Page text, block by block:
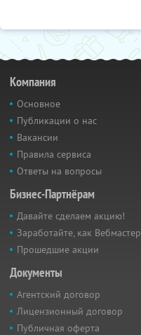
Компания
Основное
Публикации о нас
Вакансии
Правила сервиса
Ответы на вопросы
Бизнес-Партнёрам
Давайте сделаем акцию!
Заработайте, как Вебмастер
Прошедшие акции
Документы
Агентский договор
Лицензионный договор
Публичная оферта